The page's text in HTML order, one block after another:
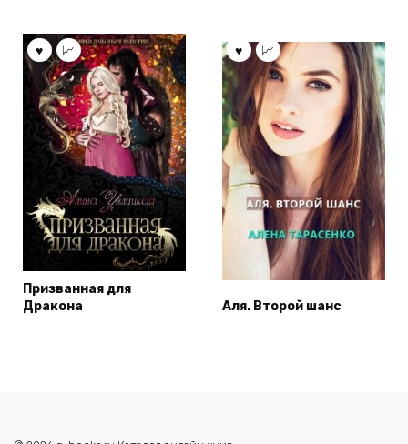
Призванная для
Дракона
Аля. Второй шанс